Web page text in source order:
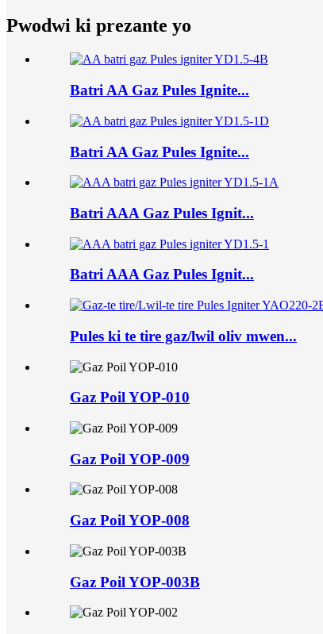
Pwodwi ki prezante yo
Batri AA Gaz Pules Ignite...
Batri AA Gaz Pules Ignite...
Batri AAA Gaz Pules Ignit...
Batri AAA Gaz Pules Ignit...
Pules ki te tire gaz/lwil oliv mwen...
Gaz Poil YOP-010
Gaz Poil YOP-009
Gaz Poil YOP-008
Gaz Poil YOP-003B